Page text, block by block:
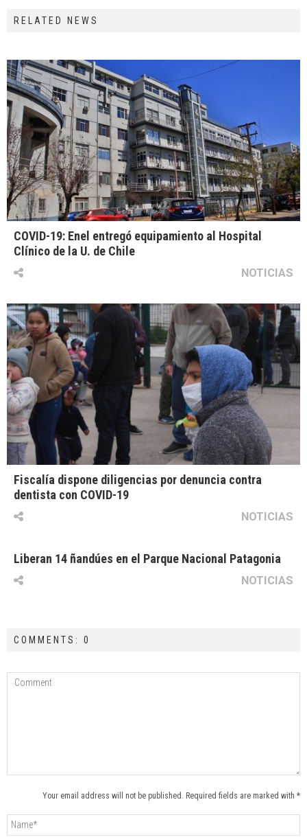
RELATED NEWS
COVID-19: Enel entregó equipamiento al Hospital
Clínico de la U. de Chile
NOTICIAS
Fiscalía dispone diligencias por denuncia contra
dentista con COVID-19
NOTICIAS
Liberan 14 ñandúes en el Parque Nacional Patagonia
NOTICIAS
COMMENTS: 0
Your email address will not be published. Required fields are marked with *